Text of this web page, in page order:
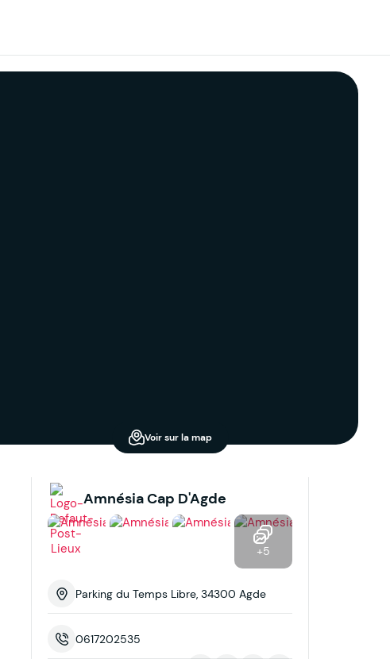
Voir sur la map
Amnésia Cap D'Agde
+5
Parking du Temps Libre, 34300 Agde
0617202535